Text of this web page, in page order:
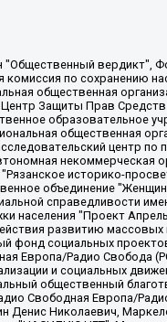
"Лилит", Дальневосточное общественное движение "Маяк", Санкт-Петербургская ЛГБТ-инициативная группа "Выход", Инициативная группа ЛГБТ+ "Реверс", Алексеев Андрей Викторович, Бекбулатова Таисия Львовна, Беляев Иван Михайлович, Владыкина Елена Сергеевна, Гельман Марат Александрович, Никульшина Вероника Юрьевна, Толоконникова Надежда Андреевна, Шендерович Виктор Анатольевич, Общество с ограниченной ответственностью "Данное сообщение", Общество с ограниченной ответственностью Издательский дом "Новая глава", Айнбиндер Александра Александровна, Московский комьюнити-центр для ЛГБТ+инициатив, Благотворительный фонд развития филантропии, Deutsche Welle (Германия, Kurt-Schumacher-Strasse 3, 53113 Bonn), Борзунова Мария Михайловна, Воробьев Виктор Викторович, Голубева Анна Львовна, Константинова Алла Михайловна, Малкова Ирина Владимировна, Мурадов Мурад Абдулгалимович, Осетинская Елизавета Николаевна, Понасенков Евгений Николаевич, Ганапольский Матвей Юрьевич, Киселев Евгений Алексеевич, Борухович Ирина Григорьевна, Дремин Иван Тимофеевич, Дубровский Дмитрий Викторович, Красноярская региональная общественная организация поддержки и развития альтернативных образовательных технологий и межкультурных коммуникаций "ИНТЕРРА", Маяковская Екатерина Алексеевна, Фейгин Марк Захарович, Филимонов Андрей Викторович, Дзугкоева Регина Николаевна, Доброхотов